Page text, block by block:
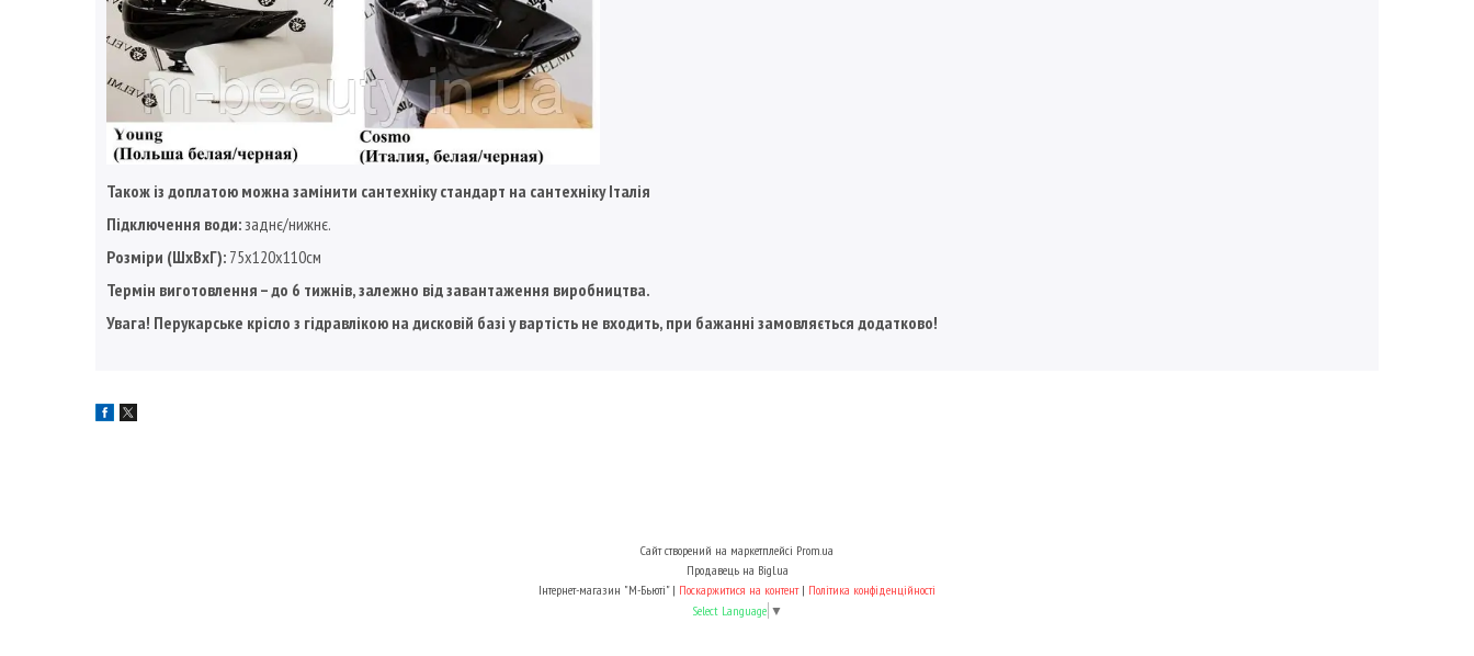
Також із доплатою можна замінити сантехніку стандарт на сантехніку Італія
Підключення води:заднє/нижнє.
Розміри (ШхВхГ): 75x120x110см
Термін виготовлення – до 6 тижнів, залежно від завантаження виробництва.
Увага! Перукарське крісло з гідравлікою на дисковій базі у вартість не входить, при бажанні замовляється додатково!
Сайт створений на маркетплейсі Prom.ua
Продавець на Bigl.ua
Інтернет-магазин "М-Бьюті" | Поскаржитися на контент | Політика конфіденційності
Select Language ▼